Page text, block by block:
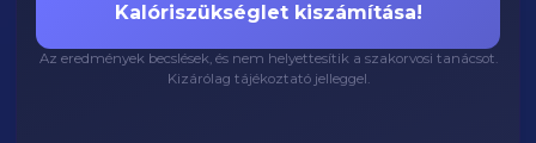
Kalóriszükséglet kiszámítása!
Az eredmények becslések, és nem helyettesítik a szakorvosi tanácsot.
Kizárólag tájékoztató jelleggel.